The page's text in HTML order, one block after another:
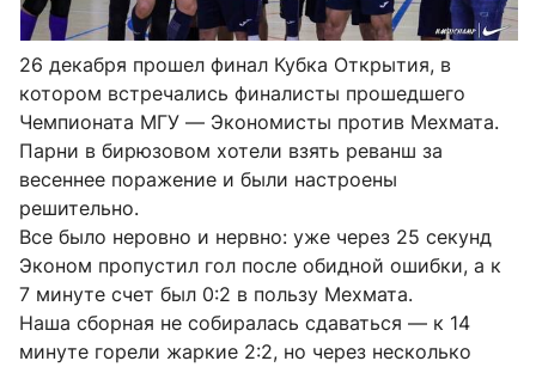
26 декабря прошел финал Кубка Открытия, в
котором встречались финалисты прошедшего
Чемпионата МГУ — Экономисты против Мехмата.
Парни в бирюзовом хотели взять реванш за
весеннее поражение и были настроены
решительно.
Все было неровно и нервно: уже через 25 секунд
Эконом пропустил гол после обидной ошибки, а к
7 минуте счет был 0:2 в пользу Мехмата.
Наша сборная не собиралась сдаваться — к 14
минуте горели жаркие 2:2, но через несколько